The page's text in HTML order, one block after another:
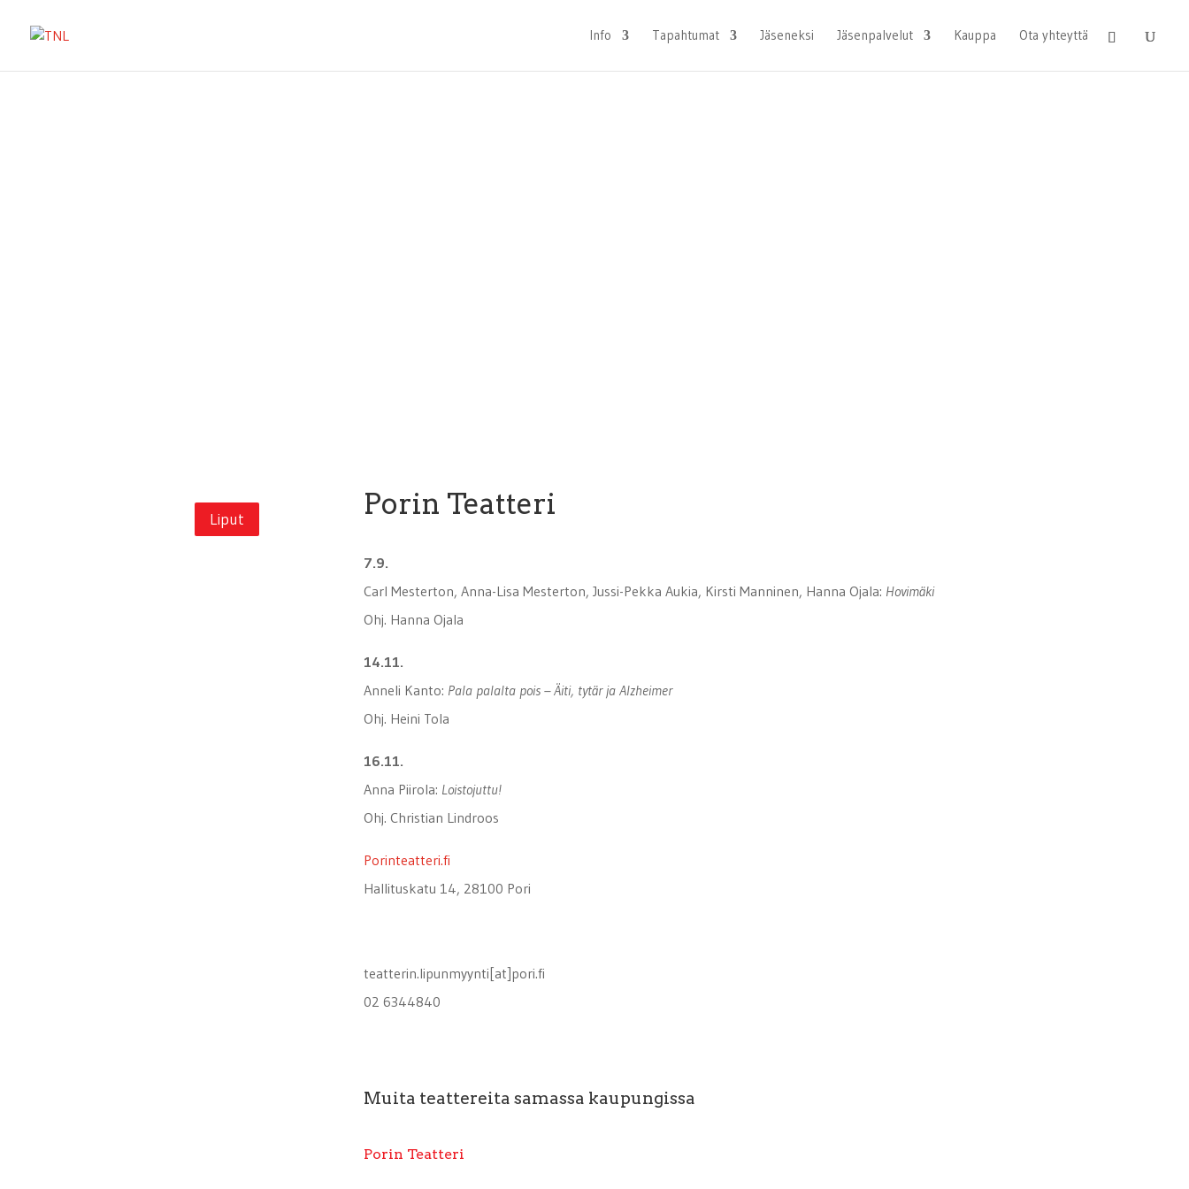
Info Tapahtumat Jäseneksi Jäsenpalvelut Kauppa Ota yhteyttä
Liput Porin Teatteri
7.9.
Carl Mesterton, Anna-Lisa Mesterton, Jussi-Pekka Aukia, Kirsti Manninen, Hanna Ojala: Hovimäki
Ohj. Hanna Ojala
14.11.
Anneli Kanto: Pala palalta pois – Äiti, tytär ja Alzheimer
Ohj. Heini Tola
16.11.
Anna Piirola: Loistojuttu!
Ohj. Christian Lindroos
Porinteatteri.fi
Hallituskatu 14, 28100 Pori
teatterin.lipunmyynti[at]pori.fi
02 6344840
Muita teattereita samassa kaupungissa
Porin Teatteri